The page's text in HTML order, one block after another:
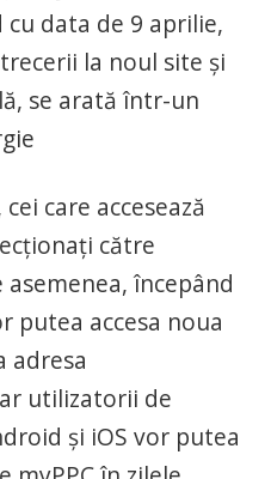
data de 9 aprilie,
la noul site și
se arată într-un
care accesează
către
începând
putea accesa noua
adresa
utilizatorii de
și iOS vor putea